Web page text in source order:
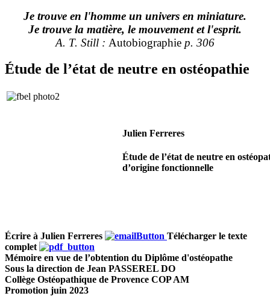
Je trouve en l'homme un univers en miniature.
Je trouve la matière, le mouvement et l'esprit.
A. T. Still : Autobiographie p. 306
Étude de l’état de neutre en ostéopathie
Julien Ferreres
Étude de l’état de neutre en
d’origine
Écrire à Julien Ferreres
Télécharger le texte
complet
Mémoire en vue de l’obtention du Diplôme d'ostéopathe
Sous la direction de Jean PASSEREL DO
Collège Ostéopathique de Provence COP AM
Promotion juin 2023